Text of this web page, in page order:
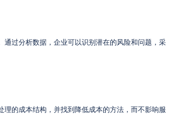
通过分析数据，企业可以识别潜在的风险和问题，采
理的成本结构，并找到降低成本的方法，而不影响服